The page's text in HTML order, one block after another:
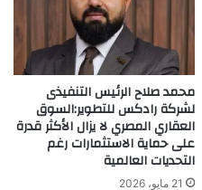
محمد صلاح الرئيس التنفيذى
لشركة رادكس للتطوير:السوق
العقاري المصري لا يزال الأكثر قدرة
على حماية الاستثمارات رغم
التحديات العالمية
21 مايو، 2026